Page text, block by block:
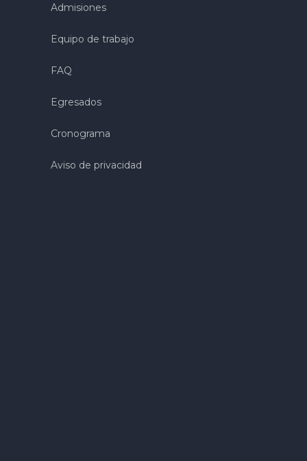
Admisiones
Equipo de trabajo
FAQ
Egresados
Cronograma
Aviso de privacidad